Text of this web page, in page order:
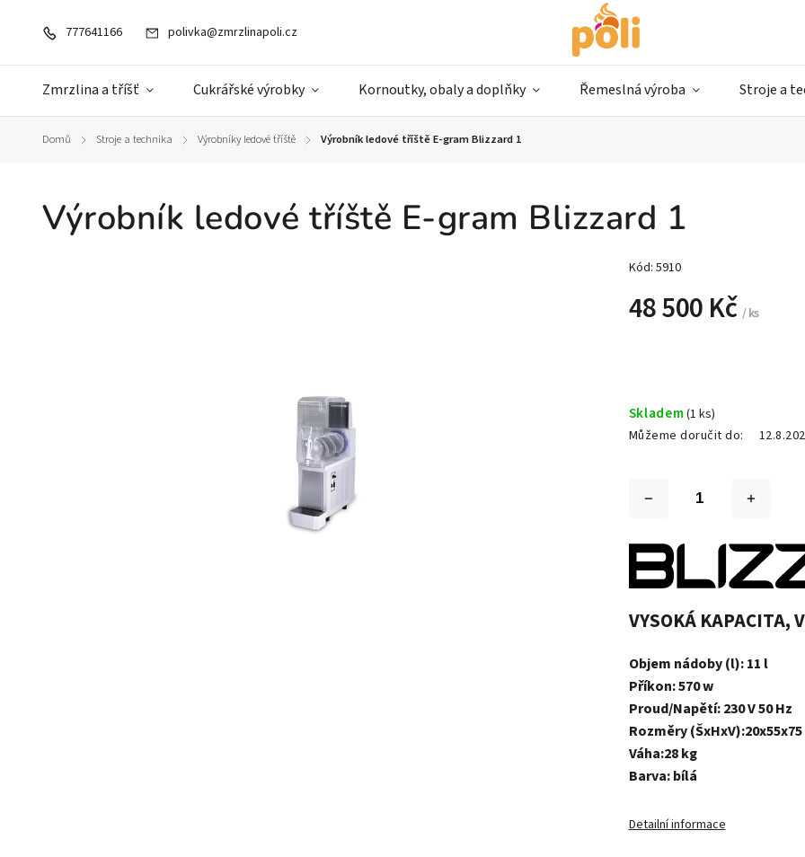
777641166 polivka@zmrzlinapoli.cz
Zmrzlina a tříšť Cukrářské výrobky Kornoutky, obaly a doplňky Řemeslná výroba Stroje a
Domů / Stroje a technika / Výrobníky ledové tříště / Výrobník ledové tříště E-gram Blizzard 1
Výrobník ledové tříště E-gram Blizzard 1
Kód: 5910
48 500 Kč / ks
Skladem(1 ks)
Můžeme doručit do:
VYSOKÁ KAPACITA,
Objem nádoby (l): 11 l
Příkon: 570 w
Proud/Napětí: 230 V 50 Hz
Rozměry
Váha:28 kg
Barva: bílá
Detailní informace